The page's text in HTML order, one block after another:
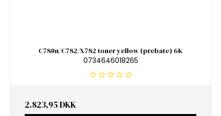
C780n/C782/X782 toner yellow (prebate) 6K
0734646018265
2.823,95 DKK